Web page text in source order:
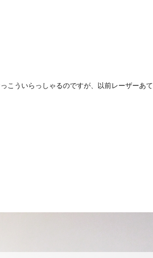
こういらっしゃるのですが、以前レーザーあて